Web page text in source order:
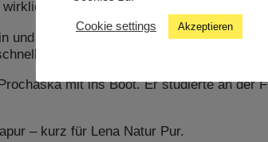
und naturverbunden, kurzerhand selbst
mit ins Boot. Er studierte an der
– kurz für Lena Natur Pur.
Cookie settings Akzeptieren